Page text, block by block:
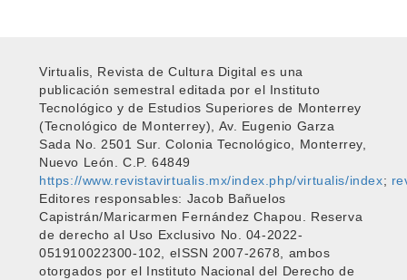
Virtualis, Revista de Cultura Digital es una
publicación semestral editada por el Instituto
Tecnológico y de Estudios Superiores de Monterrey
(Tecnológico de Monterrey), Av. Eugenio Garza
Sada No. 2501 Sur. Colonia Tecnológico, Monterrey,
Nuevo León. C.P. 64849
https://www.revistavirtualis.mx/index.php/virtualis/index;
Editores responsables: Jacob Bañuelos
Capistrán/Maricarmen Fernández Chapou. Reserva
de derecho al Uso Exclusivo No. 04-2022-
051910022300-102, eISSN 2007-2678, ambos
otorgados por el Instituto Nacional del Derecho de